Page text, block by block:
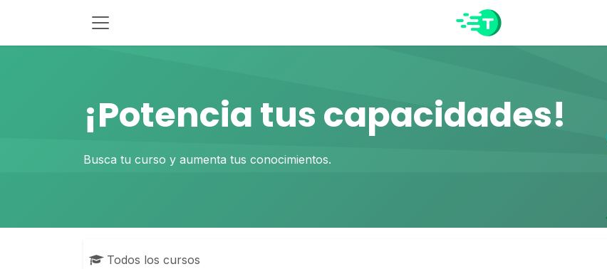
¡Potencia tus capacidades!
Busca tu curso y aumenta tus conocimientos.
Todos los cursos